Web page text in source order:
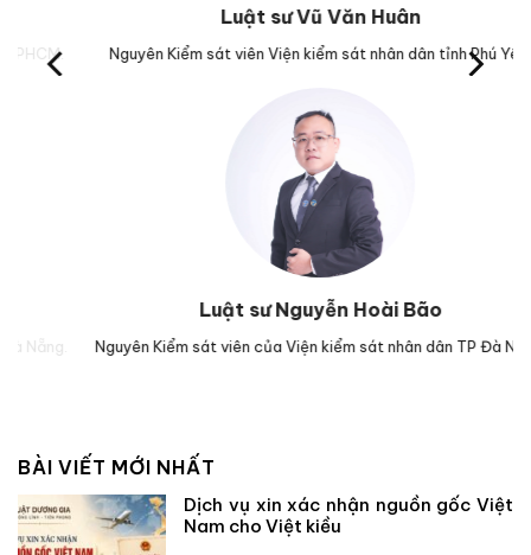
Luật sư Vũ Văn Huân
Nguyên Kiểm sát viên Viện kiểm sát nhân dân tỉnh Phú Yên.
Luật sư Nguyễn Hoài Bão
Nguyên Kiểm sát viên của Viện kiểm sát nhân dân TP Đà Nẵng.
BÀI VIẾT MỚI NHẤT
Dịch vụ xin xác nhận nguồn gốc Việt
Nam cho Việt kiều